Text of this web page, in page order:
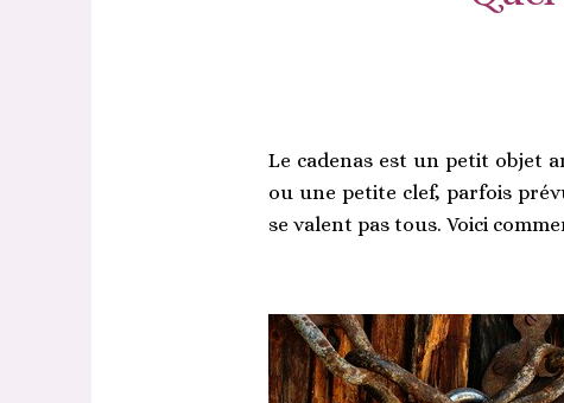
Le cadenas est un petit objet
ou une petite clef, parfois
se valent pas tous. Voici